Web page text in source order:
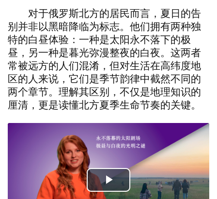
对于俄罗斯北方的居民而言，夏日的告
别并非以黑暗降临为标志。他们拥有两种独
特的白昼体验：一种是太阳永不落下的极
昼，另一种是暮光弥漫整夜的白夜。这两者
常被远方的人们混淆，但对生活在高纬度地
区的人来说，它们是季节韵律中截然不同的
两个章节。理解其区别，不仅是地理知识的
厘清，更是读懂北方夏季生命节奏的关键。
Play